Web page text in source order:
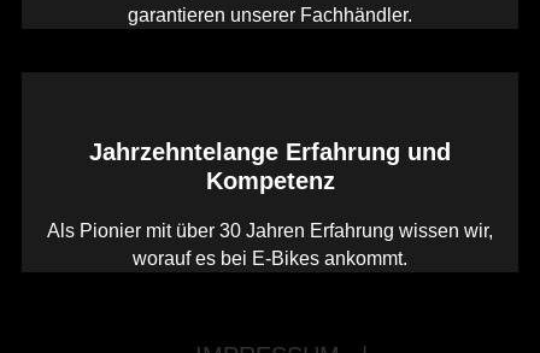
garantieren unserer Fachhändler.
Jahrzehntelange Erfahrung und
Kompetenz
Als Pionier mit über 30 Jahren Erfahrung wissen wir,
worauf es bei E-Bikes ankommt.